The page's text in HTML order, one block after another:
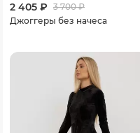
2 405 ₽ 3 700₽
Джоггеры без начеса